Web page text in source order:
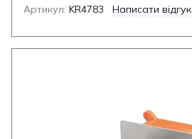
Артикул: KR4783 Написати відгук